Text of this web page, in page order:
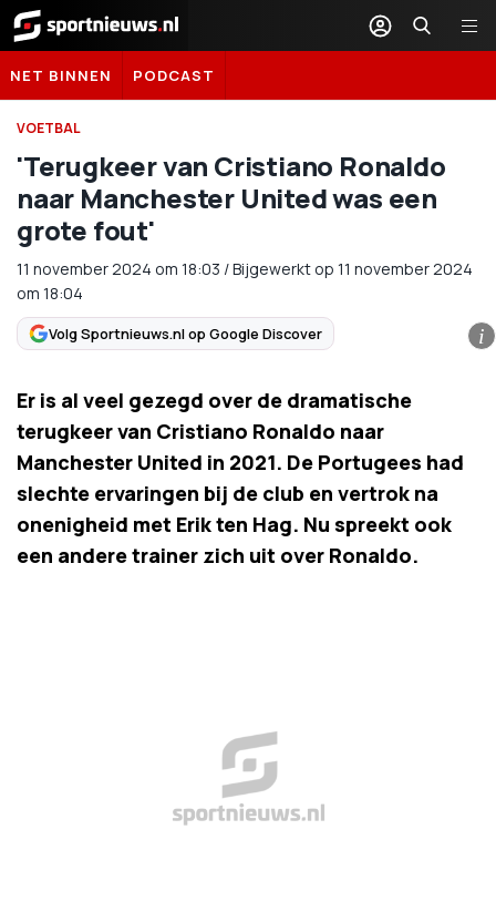
Sportnieuws.nl
NET BINNEN PODCAST
VOETBAL
'Terugkeer van Cristiano Ronaldo
naar Manchester United was een
grote fout'
11 november 2024 om 18:03 /Bijgewerkt op 11 november 2024
om 18:04
Volg Sportnieuws.nl op Google Discover i
Er is al veel gezegd over de dramatische
terugkeer van Cristiano Ronaldo naar
Manchester United in 2021. De Portugees had
slechte ervaringen bij de club en vertrok na
onenigheid met Erik ten Hag. Nu spreekt ook
een andere trainer zich uit over Ronaldo.